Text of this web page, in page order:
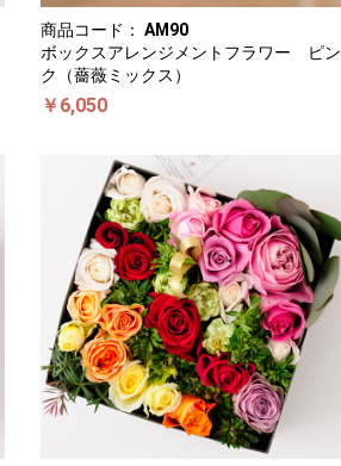
商品コード： AM90
ボックスアレンジメントフラワー ピン
ク（薔薇ミックス）
￥6,050